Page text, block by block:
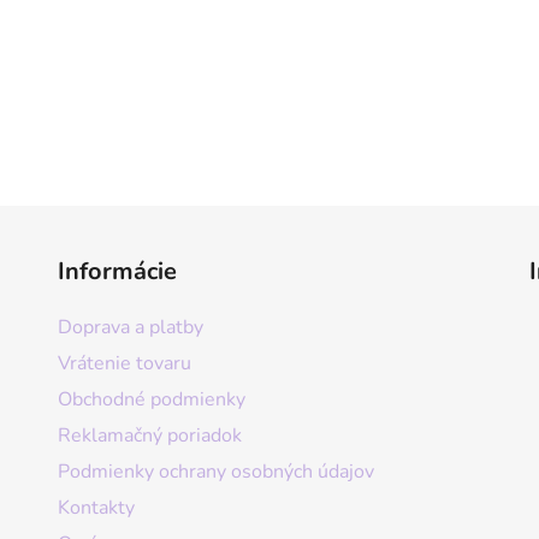
Informácie
Doprava a platby
Vrátenie tovaru
Obchodné podmienky
Reklamačný poriadok
Podmienky ochrany osobných údajov
Kontakty